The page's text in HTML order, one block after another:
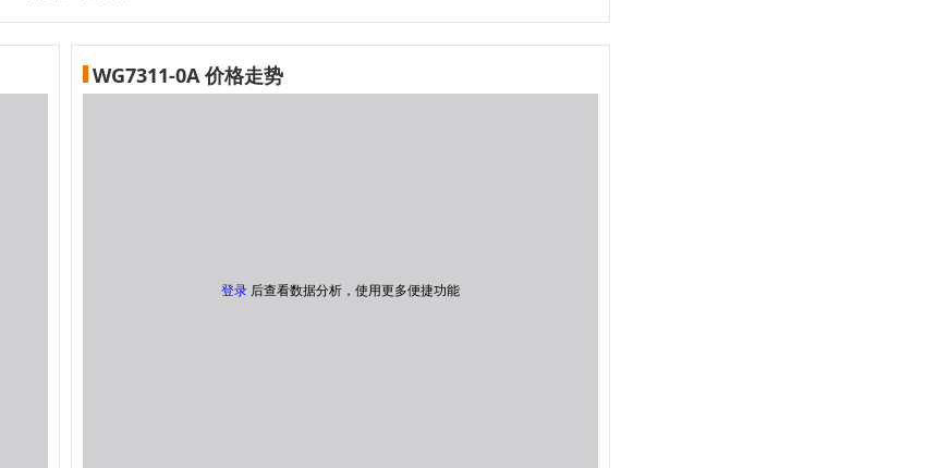
WG7311-0A 价格走势
登录 后查看数据分析，使用更多便捷功能